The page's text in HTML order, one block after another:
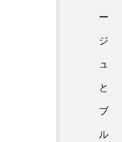
ー
ジ
ュ
と
ブ
ル